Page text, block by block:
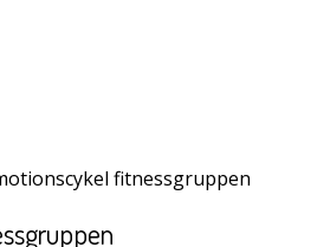
fitnessgruppen